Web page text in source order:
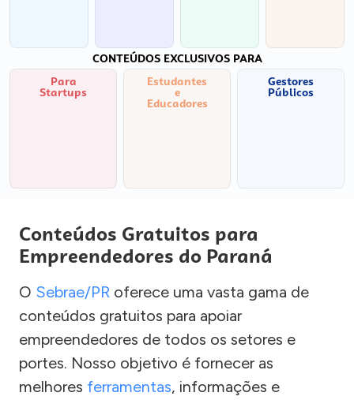
CONTEÚDOS EXCLUSIVOS PARA
Para
Startups
Estudantes
e
Educadores
Gestores
Públicos
Conteúdos Gratuitos para
Empreendedores do Paraná
O Sebrae/PR oferece uma vasta gama de
conteúdos gratuitos para apoiar
empreendedores de todos os setores e
portes. Nosso objetivo é fornecer as
melhores ferramentas, informações e